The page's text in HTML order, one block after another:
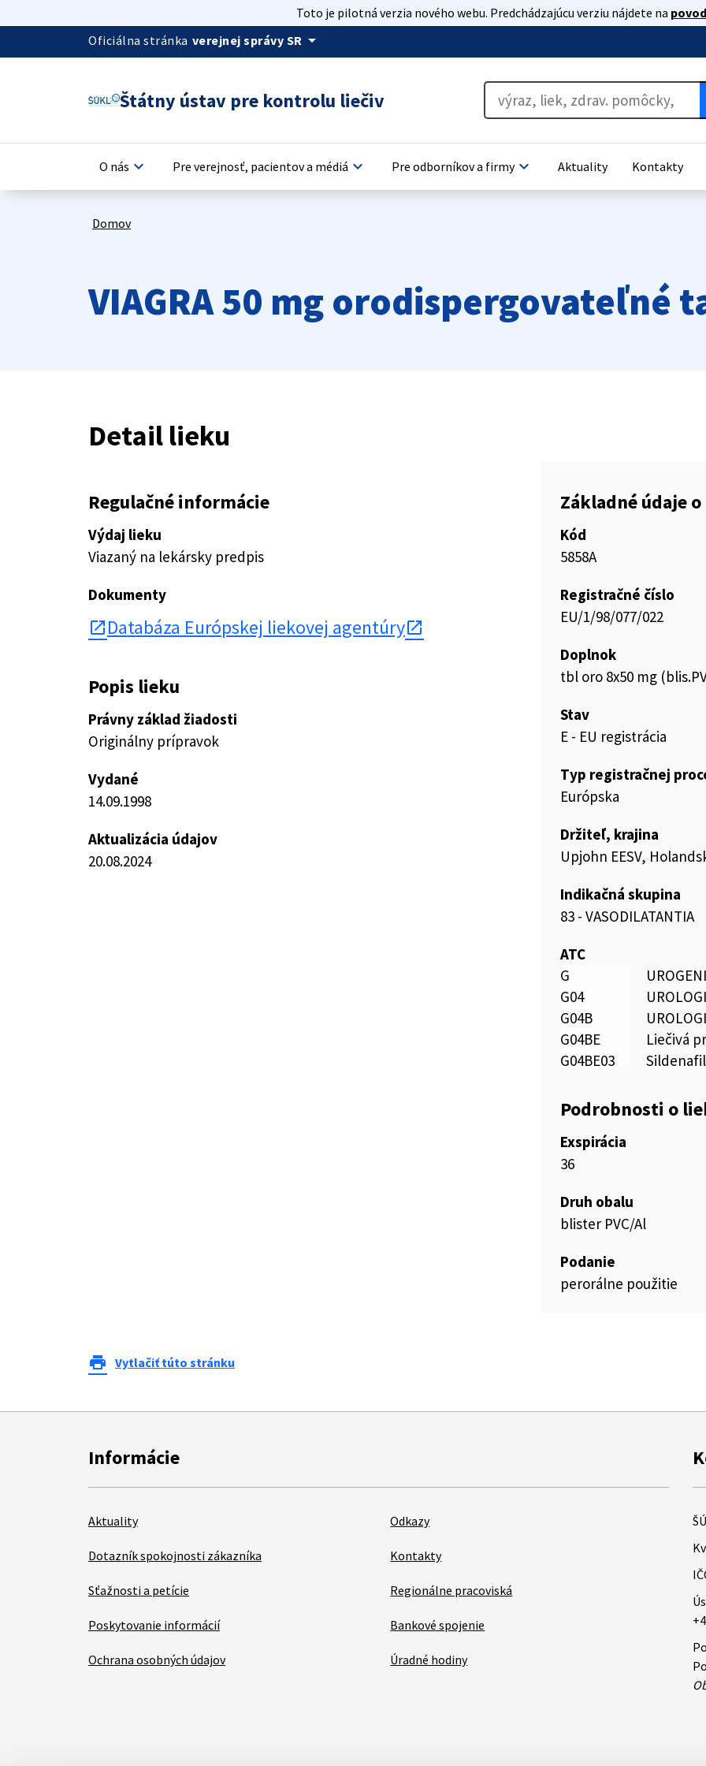
Toto je pilotná verzia nového webu. Predchádzajúcu verziu nájdete na
Oficiálna stránka verejnej správy SR arrow_drop_down
Štátny ústav pre kontrolu liečiv
O nás keyboard_arrow_down Pre verejnosť, pacientov a médiá keyboard_arrow_down Pre odborníkov a firmykeyboard_arrow_down Aktuality Kontakty
Domov
VIAGRA 50 mg orodispergovateľné
Detail lieku
Regulačné informácie
Výdaj lieku
Viazaný na lekársky predpis
Dokumenty
open_in_new Databáza Európskej liekovej agentúry
Popis lieku
Právny základ žiadosti
Originálny prípravok
Vydané
14.09.1998
Aktualizácia údajov
20.08.2024
Základné údaje
Kód
5858A
Registračné číslo
EU/1/98/077/022
Doplnok
tbl oro 8x50 mg
Stav
E - EU registrácia
Typ registračnej
Európska
Držiteľ, krajina
Upjohn EESV,
Indikačná skupina
83 - VASODILATANTIA
ATC
G
G04
G04B
G04BE
Liečivá
G04BE03
Sildenafil
Podrobnosti o
Exspirácia
36
Druh obalu
blister PVC/Al
Podanie
perorálne použitie
print Vytlačiť túto stránku
Informácie
Aktuality
Dotazník spokojnosti zákazníka
Sťažnosti a petície
Poskytovanie informácií
Ochrana osobných údajov
Odkazy
Kontakty
Regionálne pracoviská
Bankové spojenie
Úradné hodiny